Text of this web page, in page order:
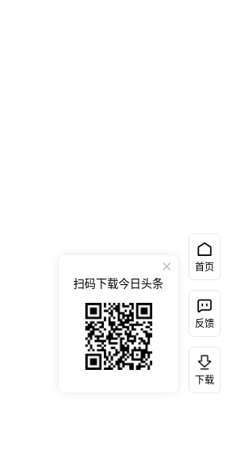
首页
反馈
下载
扫码下载今日头条